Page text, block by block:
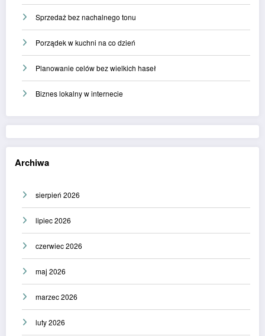
Sprzedaż bez nachalnego tonu
Porządek w kuchni na co dzień
Planowanie celów bez wielkich haseł
Biznes lokalny w internecie
Archiwa
sierpień 2026
lipiec 2026
czerwiec 2026
maj 2026
marzec 2026
luty 2026